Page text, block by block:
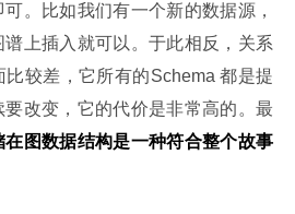
。比如我们有一个新的数据源，
上插入就可以。于此相反，关系
较差，它所有的Schema 都是提
改变，它的代价是非常高的。最
图数据结构是一种符合整个故事